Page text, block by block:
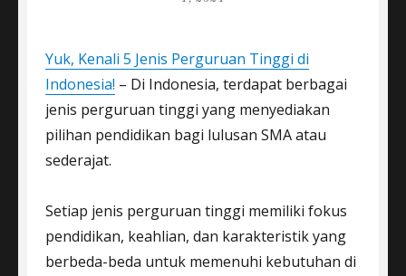
Yuk, Kenali 5 Jenis Perguruan Tinggi di
Indonesia! – Di Indonesia, terdapat berbagai
jenis perguruan tinggi yang menyediakan
pilihan pendidikan bagi lulusan SMA atau
sederajat.
Setiap jenis perguruan tinggi memiliki fokus
pendidikan, keahlian, dan karakteristik yang
berbeda-beda untuk memenuhi kebutuhan di